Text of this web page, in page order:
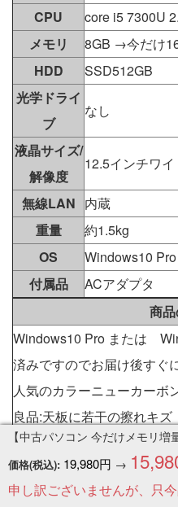
CPU
core i5 7300U
メモリ
8GB →今だけ
HDD
SSD512GB
光学ドライ
ブ
なし
液晶サイズ/
解像度
12.5インチワ
無線LAN 内蔵
重量
約1.5kg
OS
Windows10
付属品
ACアダプタ
商
Windows10 Pro または
済みですのでお届け後すぐ
人気のカラーニューカーボ
良品:天板に若干の擦れキ
れ以外はとてもきれいな状
せ。
【中古パソコン 今だけメモリ
価格(税込): 19,980円 →
申し訳ございませんが、只今